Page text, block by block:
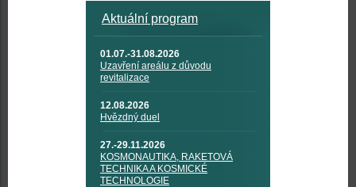
Aktuální program
01.07.-31.08.2026
Uzavření areálu z důvodu
revitalizace
12.08.2026
Hvězdný duel
27.-29.11.2026
KOSMONAUTIKA, RAKETOVÁ
TECHNIKA A KOSMICKÉ
TECHNOLOGIE